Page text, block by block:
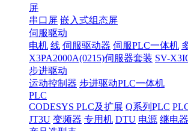
屏
串口屏 嵌入式组态屏
伺服驱动
电机 线 伺服驱动器 伺服PLC一体机
X3PA2000A(0215)伺服器套装 SV-
步进驱动
运动控制器 步进驱动PLC一体机
PLC
CODESYS PLC及扩展 Q系列PLC
JT3U 变频器 专用机 DTU 电源 继电